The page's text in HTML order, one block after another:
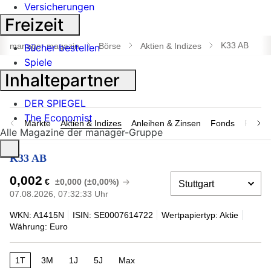
Suche
öffnen
manager magazin Börse Aktien & Indizes K33 AB
Märkte Aktien & Indizes Anleihen & Zinsen Fonds
K33 AB
0,002 € ±0,000 (±0,00%)
07.08.2026, 07:32:33 Uhr
WKN: A1415N ISIN: SE0007614722
Wertpapiertyp: Aktie
Währung: Euro
1T 3M 1J 5J Max
Versicherungen
Freizeit
Bücher bestellen
Spiele
Inhaltepartner
DER SPIEGEL
The Economist
Alle Magazine der manager-Gruppe